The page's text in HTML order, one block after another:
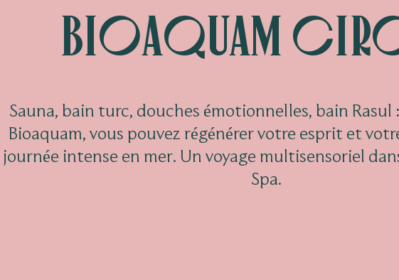
Bioaquam
Sauna, bain turc, douches émotionnelles, bain Rasul
Bioaquam, vous pouvez régénérer votre esprit et
journée intense en mer. Un voyage multisensoriel
Spa.